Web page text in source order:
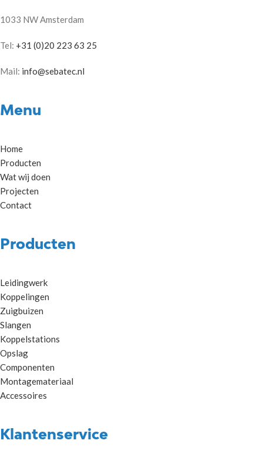
1033 NW Amsterdam
Tel: +31 (0)20 223 63 25
Mail: info@sebatec.nl
Menu
Home
Producten
Wat wij doen
Projecten
Contact
Producten
Leidingwerk
Koppelingen
Zuigbuizen
Slangen
Koppelstations
Opslag
Componenten
Montagemateriaal
Accessoires
Klantenservice